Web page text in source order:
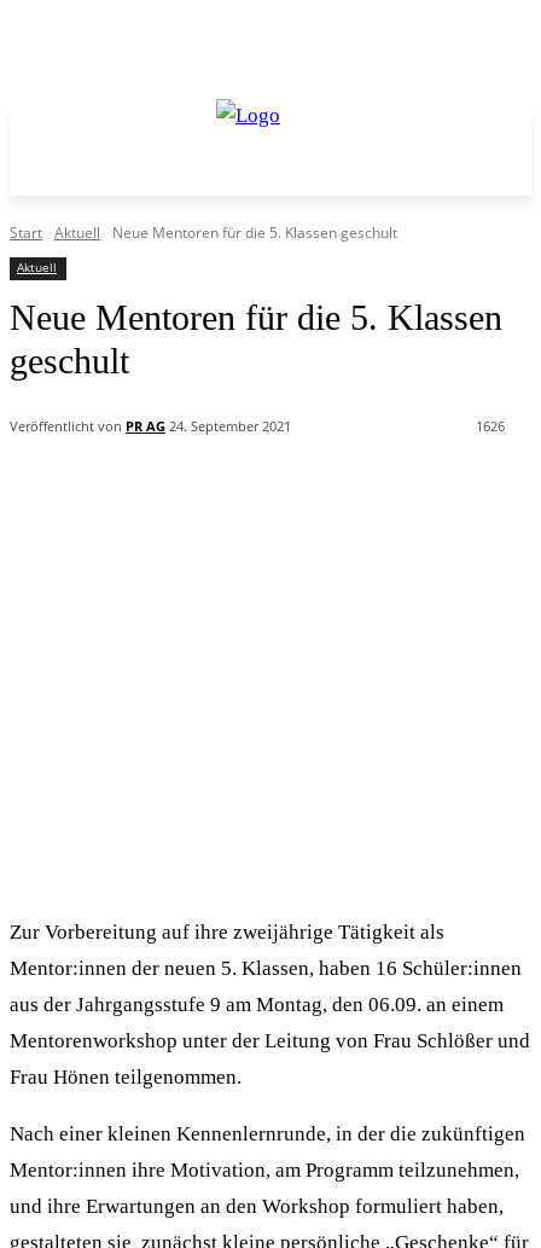
Start Aktuell Neue Mentoren für die 5. Klassen geschult
Aktuell
Neue Mentoren für die 5. Klassen
geschult
Veröffentlicht von PR AG 24. September 2021 1626
Zur Vorbereitung auf ihre zweijährige Tätigkeit als
Mentor:innen der neuen 5. Klassen, haben 16 Schüler:innen
aus der Jahrgangsstufe 9 am Montag, den 06.09. an einem
Mentorenworkshop unter der Leitung von Frau Schlößer und
Frau Hönen teilgenommen.
Nach einer kleinen Kennenlernrunde, in der die zukünftigen
Mentor:innen ihre Motivation, am Programm teilzunehmen,
und ihre Erwartungen an den Workshop formuliert haben,
gestalteten sie zunächst kleine persönliche „Geschenke“ für